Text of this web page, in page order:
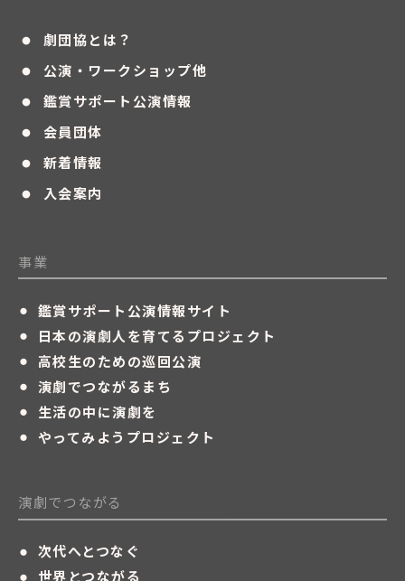
・ 劇団協とは？
・ 公演・ワークショップ他
・ 鑑賞サポート公演情報
・ 会員団体
・ 新着情報
・ 入会案内
事業
・ 鑑賞サポート公演情報サイト
・ 日本の演劇人を育てるプロジェクト
・ 高校生のための巡回公演
・ 演劇でつながるまち
・ 生活の中に演劇を
・ やってみようプロジェクト
演劇でつながる
・ 次代へとつなぐ
世界とつながる